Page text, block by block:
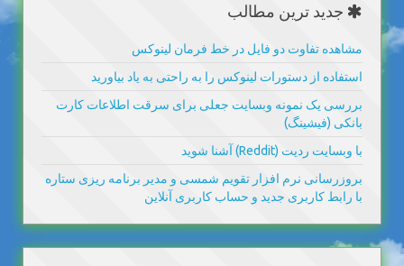
جدید ترین مطالب
مشاهده تفاوت دو فایل در خط فرمان لینوکس
استفاده از دستورات لینوکس را به راحتی به یاد بیاورید
بررسی یک نمونه وبسایت جعلی برای سرقت اطلاعات کارت
بانکی (فیشینگ)
با وبسایت ردیت (Reddit) آشنا شوید
بروزرسانی نرم افزار تقویم شمسی و مدیر برنامه ریزی ستاره
با رابط کاربری جدید و حساب کاربری آنلاین